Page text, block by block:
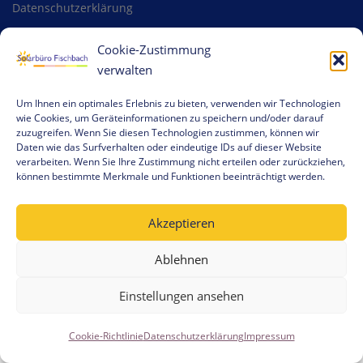
Cookie-Zustimmung
verwalten
Um Ihnen ein optimales Erlebnis zu bieten, verwenden wir Technologien
wie Cookies, um Geräteinformationen zu speichern und/oder darauf
zuzugreifen. Wenn Sie diesen Technologien zustimmen, können wir
Daten wie das Surfverhalten oder eindeutige IDs auf dieser Website
verarbeiten. Wenn Sie Ihre Zustimmung nicht erteilen oder zurückziehen,
können bestimmte Merkmale und Funktionen beeinträchtigt werden.
Akzeptieren
Ablehnen
Einstellungen ansehen
Cookie-RichtlinieDatenschutzerklärungImpressum
Datenschutzerklärung
Copyright © 2026 Solarbüro Fischbach–OnePressTheme von
FameThemes